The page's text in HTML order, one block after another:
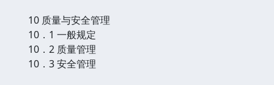
10 质量与安全管理
10．1 一般规定
10．2 质量管理
10．3 安全管理